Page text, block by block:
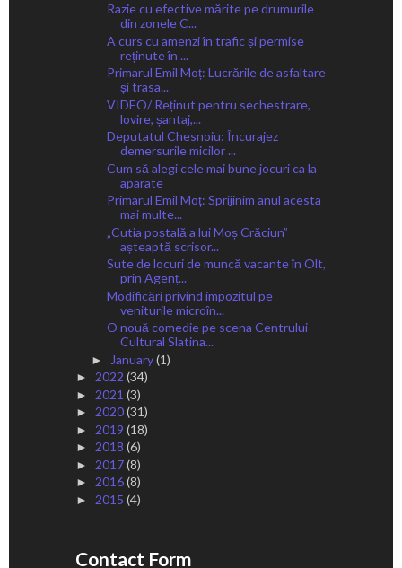
Razie cu efective mărite pe drumurile
din zonele C...
A curs cu amenzi în trafic și permise
reținute în ...
Primarul Emil Moț: Lucrările de asfaltare
și trasa...
VIDEO/ Reținut pentru sechestrare,
lovire, șantaj,...
Deputatul Chesnoiu: Încurajez
demersurile micilor ...
Cum să alegi cele mai bune jocuri ca la
aparate
Primarul Emil Moț: Sprijinim anul acesta
mai multe...
„Cutia poștală a lui Moș Crăciun”
așteaptă scrisor...
Sute de locuri de muncă vacante în Olt,
prin Agenț...
Modificări privind impozitul pe
veniturile microîn...
O nouă comedie pe scena Centrului
Cultural Slatina...
► January(1)
► 2022 (34)
► 2021 (3)
► 2020(31)
► 2019 (18)
► 2018 (6)
► 2017(8)
► 2016(8)
► 2015 (4)
Contact Form